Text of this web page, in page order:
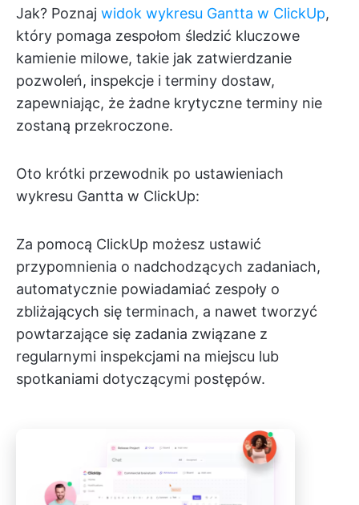
Jak? Poznaj widok wykresu Gantta w ClickUp,
który pomaga zespołom śledzić kluczowe
kamienie milowe, takie jak zatwierdzanie
pozwoleń, inspekcje i terminy dostaw,
zapewniając, że żadne krytyczne terminy nie
zostaną przekroczone.
Oto krótki przewodnik po ustawieniach
wykresu Gantta w ClickUp:
Za pomocą ClickUp możesz ustawić
przypomnienia o nadchodzących zadaniach,
automatycznie powiadamiać zespoły o
zbliżających się terminach, a nawet tworzyć
powtarzające się zadania związane z
regularnymi inspekcjami na miejscu lub
spotkaniami dotyczącymi postępów.